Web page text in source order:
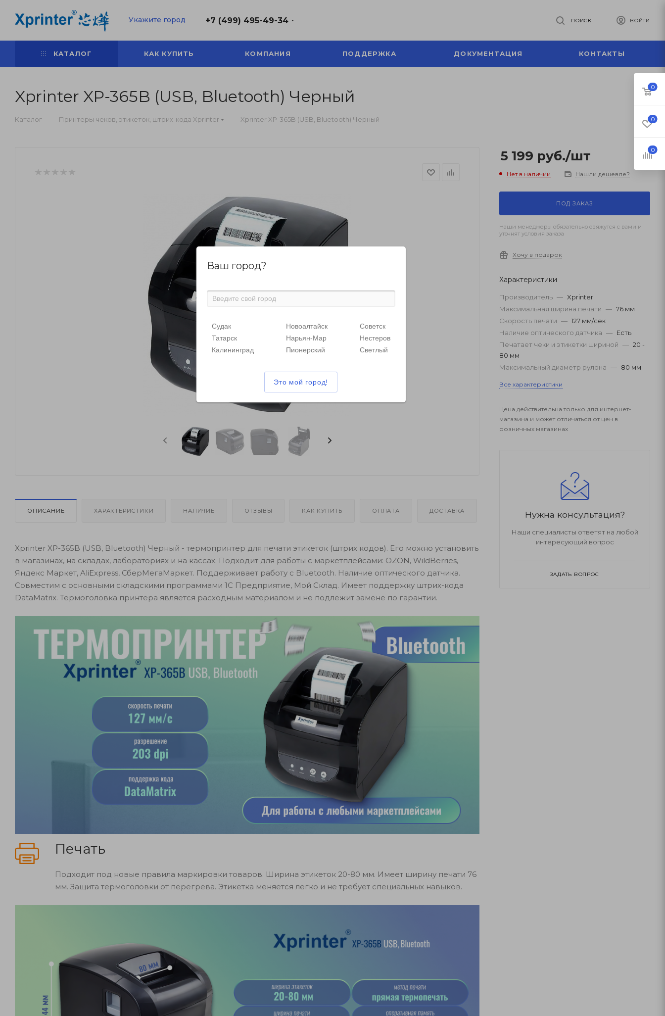
Укажите город
Ваш город?
Судак
Татарск
Калининград
Новоалтайск
Нарьян-Мар
Пионерский
Советск
Нестеров
Светлый
+7 (499) 495-49-34 ВОЙТИ
ПОИСК
КАТАЛОГ КАК КУПИТЬ КОМПАНИЯ ПОДДЕРЖКА ДОКУМЕНТАЦИЯ КОНТАКТЫ
Xprinter XP-365B (USB, Bluetooth) Черный
Каталог Принтеры чеков, этикеток, штрих-кода Xprinter Xprinter XP-365B (USB, Bluetooth) Черный
ОПИСАНИЕ ХАРАКТЕРИСТИКИ НАЛИЧИЕ ОТЗЫВЫ КАК КУПИТЬ ОПЛАТА ДОСТАВКА
Xprinter XP-365B (USB, Bluetooth) Черный - термопринтер для печати этикеток (штрих кодов). Его можно установить
в магазинах, на складах, лабораториях и на кассах. Подходит для работы с маркетплейсами: OZON, WildBerries,
Яндекс Маркет, AliExpress, СберМегаМаркет. Поддерживает работу с Bluetooth. Наличие оптического датчика.
Совместим с основными складскими программами 1С Предприятие, Мой Склад. Имеет поддержку штрих-кода
DataMatrix. Термоголовка принтера является расходным материалом и не подлежит замене по гарантии.
Печать
Подходит под новые правила маркировки товаров. Ширина этикеток 20-80 мм. Имеет ширину печати 76
мм. Защита термоголовки от перегрева. Этикетка меняется легко и не требует специальных навыков.
5 199 руб./шт
Нет в наличии Нашли дешевле?
ПОД ЗАКАЗ
Наши менеджеры обязательно свяжутся с вами и
уточнят условия заказа
Хочу в подарок
Характеристики
Производитель — Xprinter
Максимальная ширина печати — 76 мм
Скорость печати — 127 мм/сек
Наличие оптического датчика — Есть
Печатает чеки и этикетки шириной — 20 -
80 мм
Максимальный диаметр рулона — 80 мм
Все характеристики
Цена действительна только для интернет-
магазина и может отличаться от цен в
розничных магазинах
Нужна консультация?
Наши специалисты ответят на любой
интересующий вопрос
ЗАДАТЬ ВОПРОС
0
0
0